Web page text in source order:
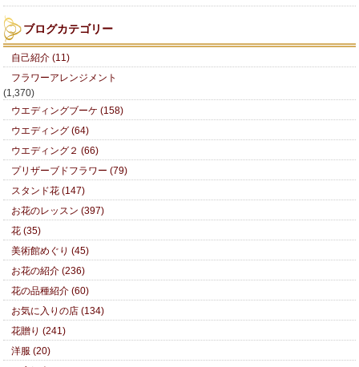
ブログカテゴリー
自己紹介 (11)
フラワーアレンジメント
(1,370)
ウエディングブーケ (158)
ウエディング (64)
ウエディング２ (66)
プリザーブドフラワー (79)
スタンド花 (147)
お花のレッスン (397)
花 (35)
美術館めぐり (45)
お花の紹介 (236)
花の品種紹介 (60)
お気に入りの店 (134)
花贈り (241)
洋服 (20)